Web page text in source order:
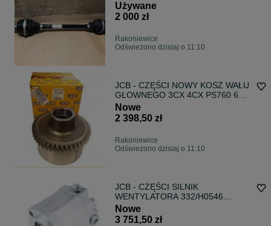
Używane
2 000 zł
Rakoniewice
Odświeżono dzisiaj o 11:10
JCB - CZĘŚCI NOWY KOSZ WAŁU
GŁOWNEGO 3CX 4CX PS760 6
BIEGOWA 459/50492 (ORYGINAŁ)
Nowe
2 398,50 zł
Rakoniewice
Odświeżono dzisiaj o 11:10
JCB - CZĘŚCI SILNIK
WENTYLATORA 332/H0546
(ORYGINAŁ) 510 527 535 540 550
Nowe
3 751,50 zł